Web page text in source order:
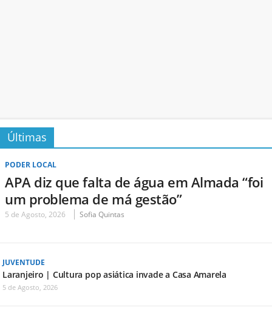
Últimas
PODER LOCAL
APA diz que falta de água em Almada “foi
um problema de má gestão”
5 de Agosto, 2026 Sofia Quintas
JUVENTUDE
Laranjeiro | Cultura pop asiática invade a Casa Amarela
5 de Agosto, 2026